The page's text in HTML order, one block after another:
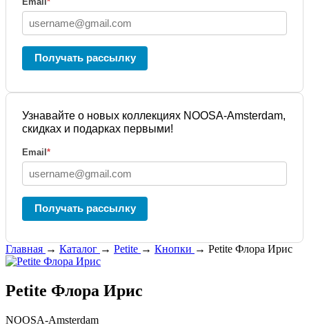
Получать рассылку
Узнавайте о новых коллекциях NOOSA-Amsterdam,
скидках и подарках первыми!
Email *
Получать рассылку
Главная → Каталог → Petite → Кнопки → Petite Флора Ирис
Petite Флора Ирис
NOOSA-Amsterdam